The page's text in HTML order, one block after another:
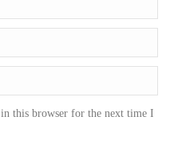
this browser for the next time I